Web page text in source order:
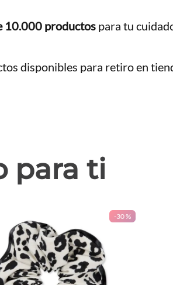
10.000 productos para tu
disponibles para retiro en
para ti
-30 %